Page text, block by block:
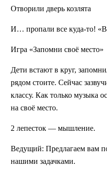
Отворили дверь козлята
И… пропали все куда-то!
Игра «Запомни своё место»
Дети встают в круг,
рядом стоите. Сейчас
классу. Как только музыка
на своё место.
2 лепесток — мышление.
Ведущий: Предлагаем вам
нашими задачками.